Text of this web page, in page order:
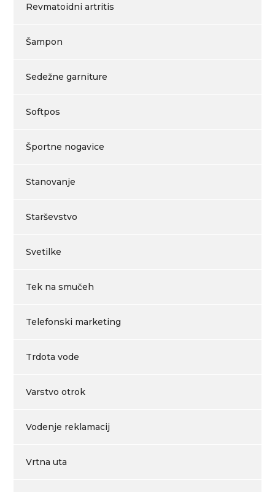
Revmatoidni artritis
Šampon
Sedežne garniture
Softpos
Športne nogavice
Stanovanje
Starševstvo
Svetilke
Tek na smučeh
Telefonski marketing
Trdota vode
Varstvo otrok
Vodenje reklamacij
Vrtna uta